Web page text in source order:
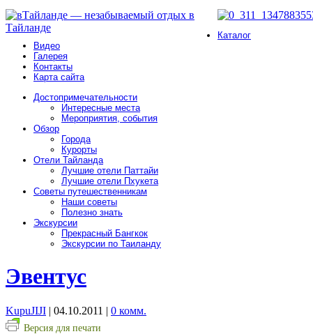
Каталог
Видео
Галерея
Контакты
Карта сайта
Достопримечательности
Интересные места
Мероприятия, события
Обзор
Города
Курорты
Отели Тайланда
Лучшие отели Паттайи
Лучшие отели Пхукета
Советы путешественникам
Наши советы
Полезно знать
Экскурсии
Прекрасный Бангкок
Экскурсии по Таиланду
Эвентус
KupuJIJI | 04.10.2011 | 0 комм.
Версия для печати